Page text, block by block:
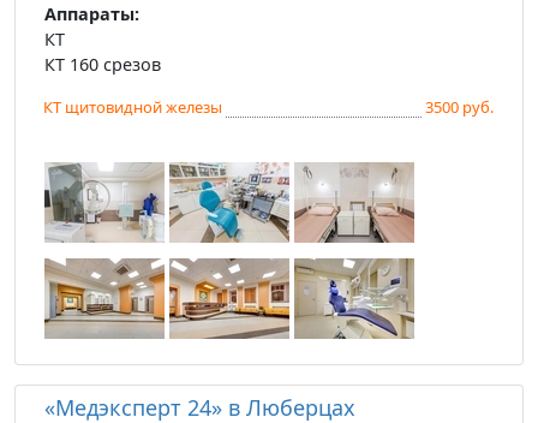
Аппараты:
КТ
КТ 160 срезов
КТ щитовидной железы 3500 руб.
«Медэксперт 24» в Люберцах